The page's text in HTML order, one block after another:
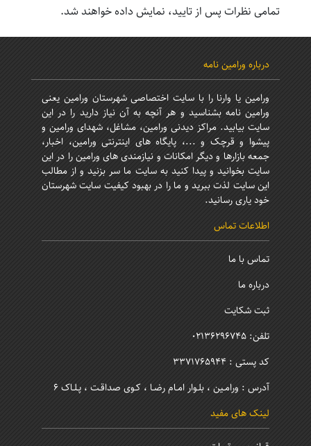
تمامی نظرات پس از تایید، نمایش داده خواهند شد.
درباره ورامین نامه
ورامین یا وارنا را با سایت اختصاصی شهرستان ورامین یعنی
ورامین نامه بشناسید و هر آنچه به آن نیاز دارید را در این
سایت بیابید. مراکز دیدنی ورامین، مشاغل، شهدای ورامین و
پیشوا و قرچک و ...، پایگاه های اینترنتی ورامین، اخبار،
جمعه بازارها و دیگر امکانات و نیازمندی های ورامین را در این
سایت بخوانید و پیدا کنید به سایت ما سر بزنید و از مطالب
این سایت لذت ببرید و ما را در بهبود کیفیت سایت شهرستان
خود یاری رسانید.
اطلاعات تماس
تماس با ما
درباره ما
ثبت شکایت
تلفن: 02136296745
کد پستی : 3371765944
آدرس : ورامـین ، بلـوار امـام رضـا ، کـوی صداقـت ، پـلـاک 6
لینک های مفید